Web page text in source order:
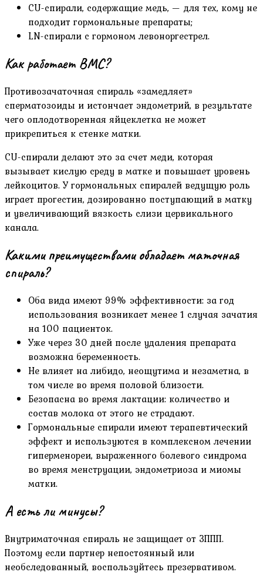
CU-спирали, содержащие медь, — для тех, кому не
подходит гормональные препараты;
LN-спирали с гормоном левоноргестрел.
Как работает ВМС?
Противозачаточная спираль «замедляет»
сперматозоиды и истончает эндометрий, в результате
чего оплодотворенная яйцеклетка не может
прикрепиться к стенке матки.
CU-спирали делают это за счет меди, которая
вызывает кислую среду в матке и повышает уровень
лейкоцитов. У гормональных спиралей ведущую роль
играет прогестин, дозированно поступающий в матку
и увеличивающий вязкость слизи цервикального
канала.
Какими преимуществами обладает маточная
спираль?
Оба вида имеют 99% эффективности: за год
использования возникает менее 1 случая зачатия
на 100 пациенток.
Уже через 30 дней после удаления препарата
возможна беременность.
Не влияет на либидо, неощутима и незаметна, в
том числе во время половой близости.
Безопасна во время лактации: количество и
состав молока от этого не страдают.
Гормональные спирали имеют терапевтический
эффект и используются в комплексном лечении
гиперменореи, выраженного болевого синдрома
во время менструации, эндометриоза и миомы
матки.
А есть ли минусы?
Внутриматочная спираль не защищает от ЗППП.
Поэтому если партнер непостоянный или
необследованный, воспользуйтесь презервативом.